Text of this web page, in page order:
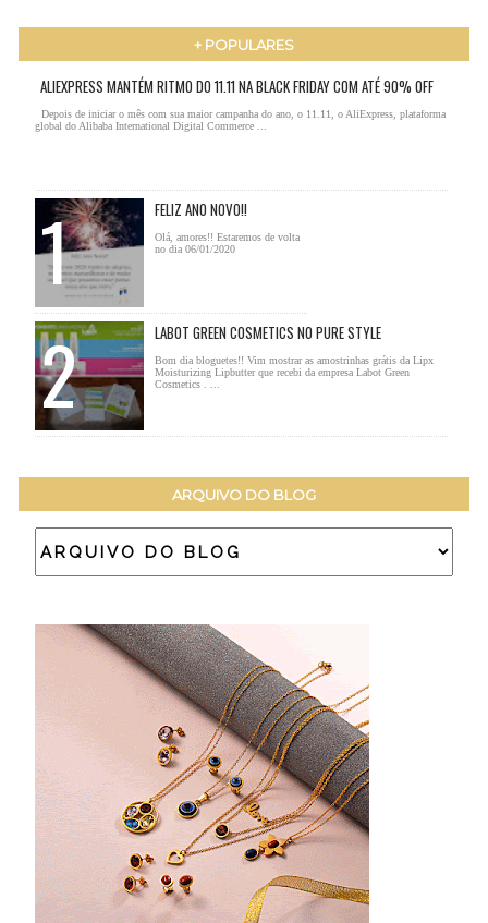
+ POPULARES
ALIEXPRESS MANTÉM RITMO DO 11.11 NA BLACK FRIDAY COM ATÉ 90% OFF
Depois de iniciar o mês com sua maior campanha do ano, o 11.11, o AliExpress, plataforma
global do Alibaba International Digital Commerce ...
FELIZ ANO NOVO!!
Olá, amores!! Estaremos de volta
no dia 06/01/2020
LABOT GREEN COSMETICS NO PURE STYLE
Bom dia bloguetes!! Vim mostrar as amostrinhas grátis da Lipx
Moisturizing Lipbutter que recebi da empresa Labot Green
Cosmetics . ...
ARQUIVO DO BLOG